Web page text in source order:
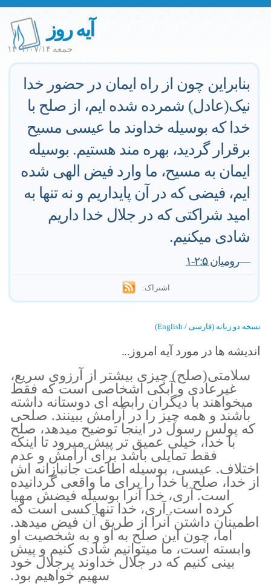
آیه روز
جمعه ۱۴۰۲/۰۷/۱۴
بنابراین چون از راه ایمان در حضور خدا
نیک(عادل) شمرده شده ایم، از صلح با
خدا که بوسیله خداوند ما عیسی مسیح
برقرار گردید، بهره مند هستیم. بوسیله
ایمان به مسیح، ما وارد فیض الهی شده
ایم، فیضی که در آن پایداریم و نه تنها به
امید شراکتی که در جلال خدا داریم
شادی میکنیم.
—رومیان ۲:۵-۱
اشتراک:
نسخه دو زبانه (فارسی / English)
اندیشه ها در مورد آیه امروز...
سلامتی(صلح) چیزی بیشتر از آرزوی سریع،
غیرعادی و آبکی اشخاصی است که فقط
میخواهند با دیگران رابطه ای دوستانه داشته
باشند و همه چیز را در آرامش ببینند. صلحی
که پولس رسول در اینجا توضیح میدهد، صلح
با خدا، خیلی عمیق تر پیش میرود تا اینکه
فقط تمایلی باشد برای آرامش و عدم
اختلاف. عیسی، بوسیله اطاعت جانبازانه اش
از خدا، صلح با خدا را برای ما واقعی گردانیده
است. آری، خدا آنرا بوسیله فیضش مهیا
کرده است. آری، خدا تنها کسی است که
اطمینان داشتن آنرا از طریق آن فیض میدهد.
اما، چون این صلح به او و به شخصیت او
وابسته است، ما میتوانیم شادی کنیم و پیش
بینی کنیم که در جلال خداوند پرجلال خود
سهیم خواهیم بود.